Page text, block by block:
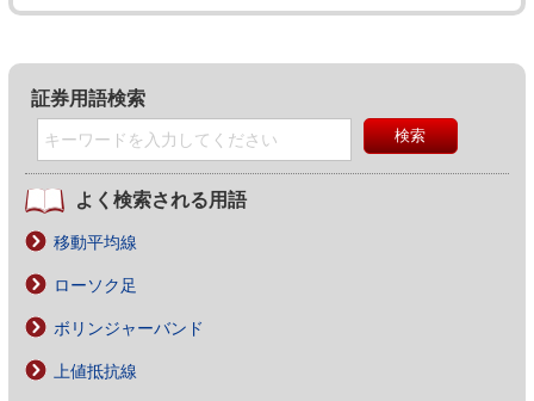
証券用語検索
よく検索される用語
移動平均線
ローソク足
ボリンジャーバンド
上値抵抗線